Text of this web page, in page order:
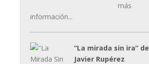
más
información...
“La mirada sin ira” de
Javier Rupérez